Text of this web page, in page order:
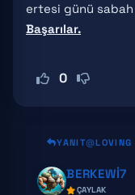
ertesi günü
Başarılar.
0
YANIT LOVING
BERKEWI7
ÇAYLAK